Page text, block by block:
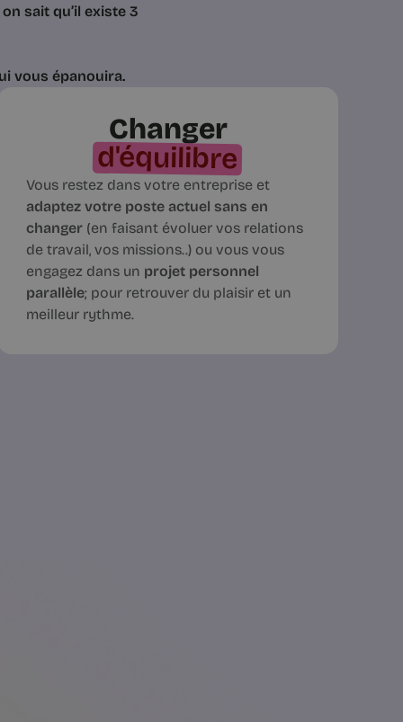
on sait qu’il existe 3
vous épanouira.
Changer
d'équilibre
Vous restez dans votre entreprise et
adaptez votre poste actuel sans en
changer (en faisant évoluer vos relations
de travail, vos missions..) ou vous vous
engagez dans un projet personnel
parallèle; pour retrouver du plaisir et un
meilleur rythme.